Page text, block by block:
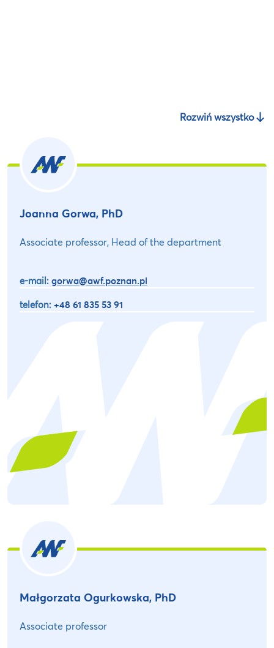
Rozwiń wszystko
Joanna Gorwa, PhD
Associate professor, Head of the department
e-mail: gorwa@awf.poznan.pl
telefon: +48 61 835 53 91
Małgorzata Ogurkowska, PhD
Associate professor